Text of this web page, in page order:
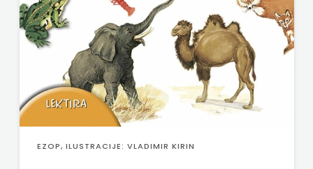
SV.ANTUNA
NAKLADA
NARODNA
KNJIŽNICA
HNŽ/K
EZOP, ILUSTRACIJE: VLADIMIR KIRIN